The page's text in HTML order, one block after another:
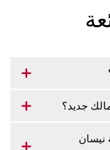
جديد؟
نيسان